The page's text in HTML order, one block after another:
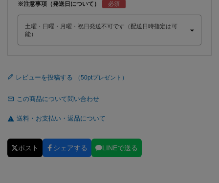
※注意事項（発送日について）
レビューを投稿する
この商品について問い合わせ
送料・お支払い・返品について
ポスト シェアする LINEで送る